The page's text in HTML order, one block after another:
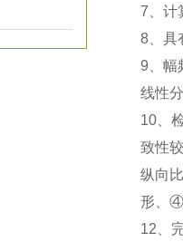
7、计
8、具
9、幅
线性
10、
致性
纵向
形、④
12、